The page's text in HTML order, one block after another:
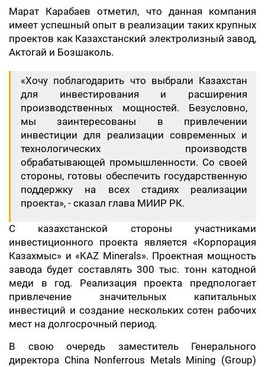
Марат Карабаев отметил, что данная компания
имеет успешный опыт в реализации таких крупных
проектов как Казахстанский электролизный завод,
Актогай и Бозшаколь.
«Хочу поблагодарить что выбрали Казахстан
для инвестирования и расширения
производственных мощностей. Безусловно,
мы заинтересованы в привлечении
инвестиции для реализации современных и
технологических производств
обрабатывающей промышленности. Со своей
стороны, готовы обеспечить государственную
поддержку на всех стадиях реализации
проекта», - сказал глава МИИР РК.
С казахстанской стороны участниками
инвестиционного проекта является «Корпорация
Казахмыс» и «KAZ Minerals». Проектная мощность
завода будет составлять 300 тыс. тонн катодной
меди в год. Реализация проекта предпологает
привлечение значительных капитальных
инвестиций и создание нескольких сотен рабочих
мест на долгосрочный период.
В свою очередь заместитель Генерального
директора China Nonferrous Metals Mining (Group)